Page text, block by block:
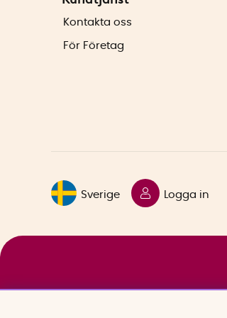
Kontakta oss
För Företag
Sverige Logga in